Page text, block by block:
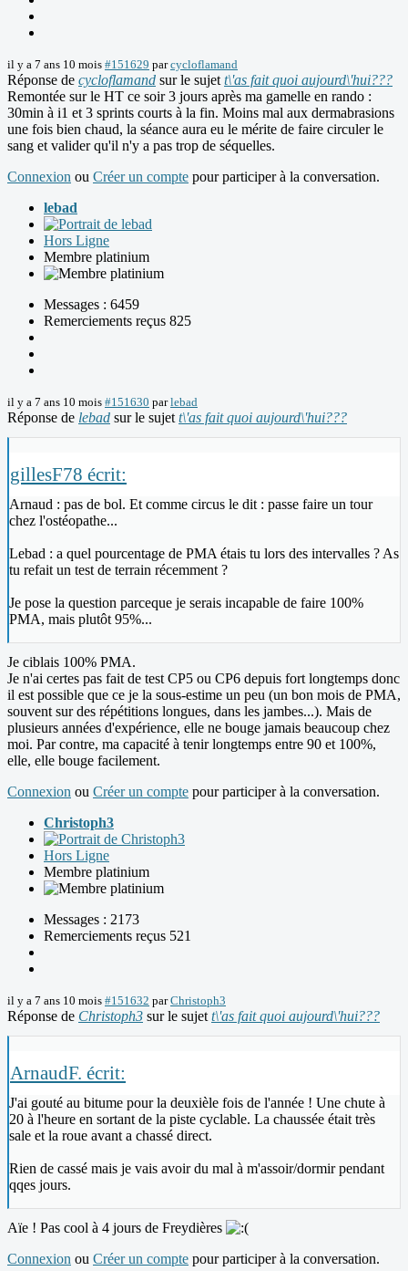
il y a 7 ans 10 mois #151629 parcycloflamand
Réponse de cycloflamand sur le sujet t\'as fait quoi aujourd\'hui???
Remontée sur le HT ce soir 3 jours après ma gamelle en rando :
30min à i1 et 3 sprints courts à la fin. Moins mal aux dermabrasions
une fois bien chaud, la séance aura eu le mérite de faire circuler le
sang et valider qu'il n'y a pas trop de séquelles.
Connexion ou Créer un compte pour participer à la conversation.
lebad
Hors Ligne
Membre platinium
Messages : 6459
Remerciements reçus 825
il y a 7 ans 10 mois #151630 parlebad
Réponse de lebad sur le sujet t\'as fait quoi aujourd\'hui???
gillesF78 écrit:
Arnaud : pas de bol. Et comme circus le dit : passe faire un tour
chez l'ostéopathe...
Lebad : a quel pourcentage de PMA étais tu lors des intervalles ? As
tu refait un test de terrain récemment ?
Je pose la question parceque je serais incapable de faire 100%
PMA, mais plutôt 95%...
Je ciblais 100% PMA.
Je n'ai certes pas fait de test CP5 ou CP6 depuis fort longtemps donc
il est possible que ce je la sous-estime un peu (un bon mois de PMA,
souvent sur des répétitions longues, dans les jambes...). Mais de
plusieurs années d'expérience, elle ne bouge jamais beaucoup chez
moi. Par contre, ma capacité à tenir longtemps entre 90 et 100%,
elle, elle bouge facilement.
Connexion ou Créer un compte pour participer à la conversation.
Christoph3
Hors Ligne
Membre platinium
Messages : 2173
Remerciements reçus 521
il y a 7 ans 10 mois #151632 parChristoph3
Réponse de Christoph3 sur le sujet t\'as fait quoi aujourd\'hui???
ArnaudF. écrit:
J'ai gouté au bitume pour la deuxièle fois de l'année ! Une chute à
20 à l'heure en sortant de la piste cyclable. La chaussée était très
sale et la roue avant a chassé direct.
Rien de cassé mais je vais avoir du mal à m'assoir/dormir pendant
qqes jours.
Aïe ! Pas cool à 4 jours de Freydières
Connexion ou Créer un compte pour participer à la conversation.